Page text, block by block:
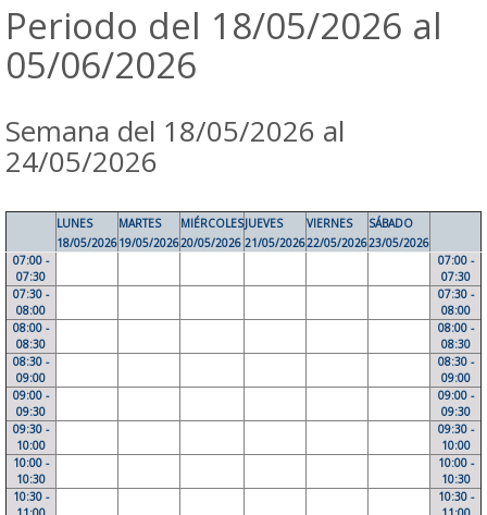
Periodo del 18/05/2026 al
05/06/2026
Semana del 18/05/2026 al
24/05/2026
LUNES
18/05/2026
MARTES
19/05/2026
MIÉRCOLES
20/05/2026
JUEVES
21/05/2026
VIERNES
22/05/2026
SÁBADO
23/05/2026
07:00 -
07:30
07:00 -
07:30
07:30 -
08:00
07:30 -
08:00
08:00 -
08:30
08:00 -
08:30
08:30 -
09:00
08:30 -
09:00
09:00 -
09:30
09:00 -
09:30
09:30 -
10:00
09:30 -
10:00
10:00 -
10:30
10:00 -
10:30
10:30 -
10:30 -